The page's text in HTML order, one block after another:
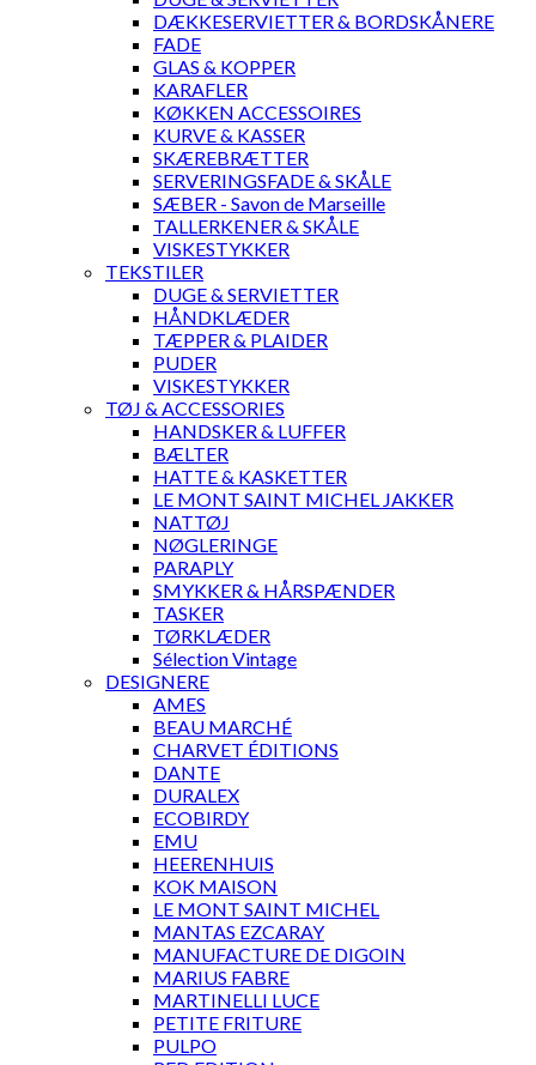
DÆKKESERVIETTER & BORDSKÅNERE
FADE
GLAS & KOPPER
KARAFLER
KØKKEN ACCESSOIRES
KURVE & KASSER
SKÆREBRÆTTER
SERVERINGSFADE & SKÅLE
SÆBER - Savon de Marseille
TALLERKENER & SKÅLE
VISKESTYKKER
TEKSTILER
DUGE & SERVIETTER
HÅNDKLÆDER
TÆPPER & PLAIDER
PUDER
VISKESTYKKER
TØJ & ACCESSORIES
HANDSKER & LUFFER
BÆLTER
HATTE & KASKETTER
LE MONT SAINT MICHEL JAKKER
NATTØJ
NØGLERINGE
PARAPLY
SMYKKER & HÅRSPÆNDER
TASKER
TØRKLÆDER
Sélection Vintage
DESIGNERE
AMES
BEAU MARCHÉ
CHARVET ÉDITIONS
DANTE
DURALEX
ECOBIRDY
EMU
HEERENHUIS
KOK MAISON
LE MONT SAINT MICHEL
MANTAS EZCARAY
MANUFACTURE DE DIGOIN
MARIUS FABRE
MARTINELLI LUCE
PETITE FRITURE
PULPO